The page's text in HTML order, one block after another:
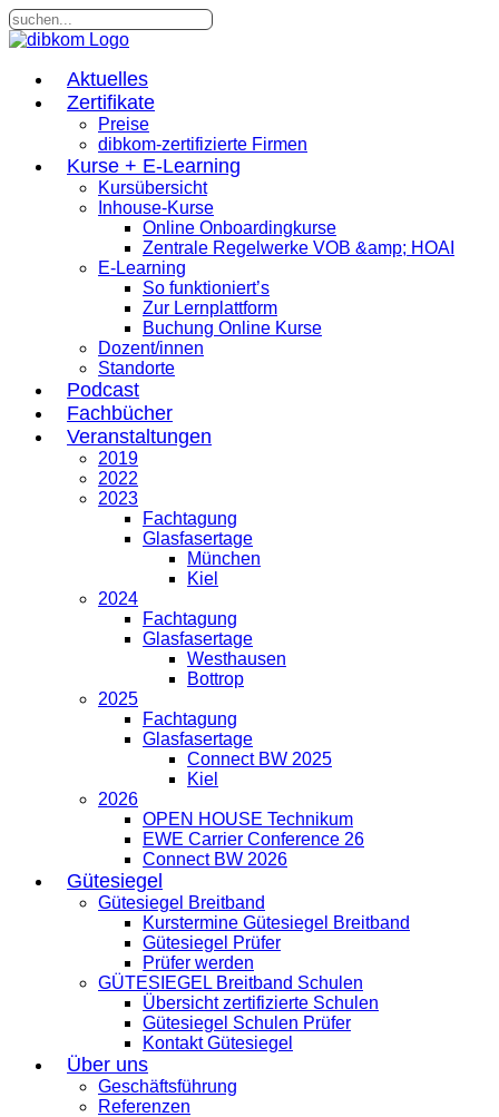
Aktuelles
Zertifikate
Preise
dibkom-zertifizierte Firmen
Kurse + E-Learning
Kursübersicht
Inhouse-Kurse
Online Onboardingkurse
Zentrale Regelwerke VOB &amp; HOAI
E-Learning
So funktioniert’s
Zur Lernplattform
Buchung Online Kurse
Dozent/innen
Standorte
Podcast
Fachbücher
Veranstaltungen
2019
2022
2023
Fachtagung
Glasfasertage
München
Kiel
2024
Fachtagung
Glasfasertage
Westhausen
Bottrop
2025
Fachtagung
Glasfasertage
Connect BW 2025
Kiel
2026
OPEN HOUSE Technikum
EWE Carrier Conference 26
Connect BW 2026
Gütesiegel
Gütesiegel Breitband
Kurstermine Gütesiegel Breitband
Gütesiegel Prüfer
Prüfer werden
GÜTESIEGEL Breitband Schulen
Übersicht zertifizierte Schulen
Gütesiegel Schulen Prüfer
Kontakt Gütesiegel
Über uns
Geschäftsführung
Referenzen